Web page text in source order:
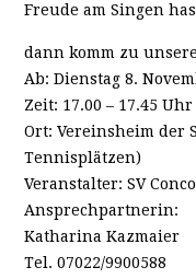
Freude am Singen
dann komm zu
Ab: Dienstag 8.
Zeit: 17.00 – 17.45 Uhr
Ort: Vereinsheim der
Tennisplätzen)
Veranstalter: SV
Ansprechpartnerin:
Katharina Kazmaier
Tel. 07022/9900588